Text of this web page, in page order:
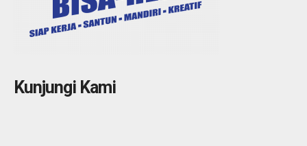
Kunjungi Kami